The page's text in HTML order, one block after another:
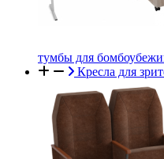
тумбы для
Кресла для